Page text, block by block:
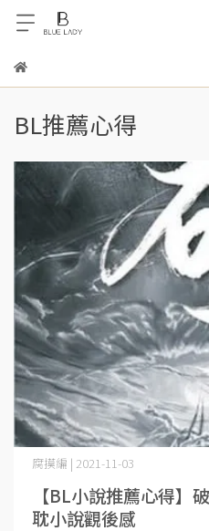
BL推薦心得
【BL小說推薦心得】
耽小說觀後感
腐摸編 | 2021-11-03